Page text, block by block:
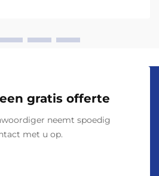
gratis offerte
neemt spoedig
met u op.